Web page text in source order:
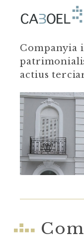
Companyia
actius